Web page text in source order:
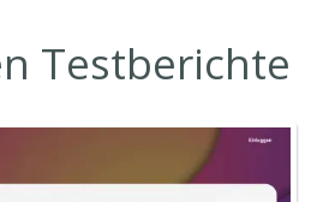
Testberichte